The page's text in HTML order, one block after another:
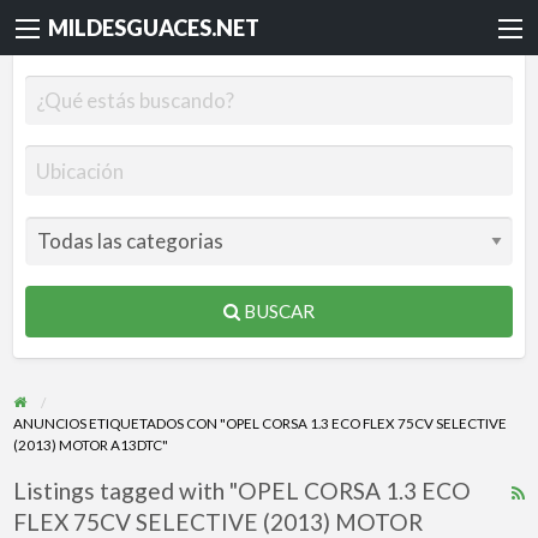
MILDESGUACES.NET
BUSCAR
ANUNCIOS ETIQUETADOS CON "OPEL CORSA 1.3 ECO FLEX 75CV SELECTIVE
(2013) MOTOR A13DTC"
Listings tagged with "OPEL CORSA 1.3 ECO
FLEX 75CV SELECTIVE (2013) MOTOR